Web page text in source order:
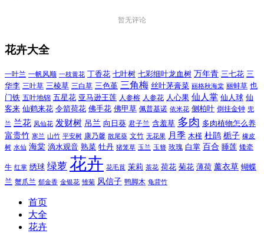
暂无评论
花卉大全
一叶兰 一帆风顺 一枝黄花 丁香花 七叶树 七彩细叶龙血树 万年青 三七花 三
华李 三叶草 三棱草 三白草 三色堇 三角梅 丝叶茅膏菜 丽格秋海棠 丽蚌草 也
门铁 五叶地锦 五星花 亚马逊王莲 人参榕 人参花 人心果 仙人掌 仙人球 仙
客来 仙鹤来花 令箭荷花 佛手花 佛甲草 佩普基诺 依米花 侧柏叶 倒挂金钟 兜
兰 兰花 凤仙花 发财树 吊兰 向日葵 君子兰 含羞草 多肉 多肉植物怎么养
富贵竹 寒兰 山竹 平安树 康乃馨 散尾葵 文竹 无花果 月季 木槿 杜鹃 栀子 橡皮
树 水仙 海棠 滴水观音 熟菜 牡丹 猪笼草 玉兰 玉簪 玫瑰 白掌 百合 睡莲 矮牵
牛 红掌 绣球 绿萝 花卉 花毛茛 茉莉 茶花 荷花 菊花 薄荷 薰衣草 蝴蝶
兰 蟹爪兰 郁金香 金银花 雏菊 风信子 鸭脚木 龟背竹
首页
大全
花卉